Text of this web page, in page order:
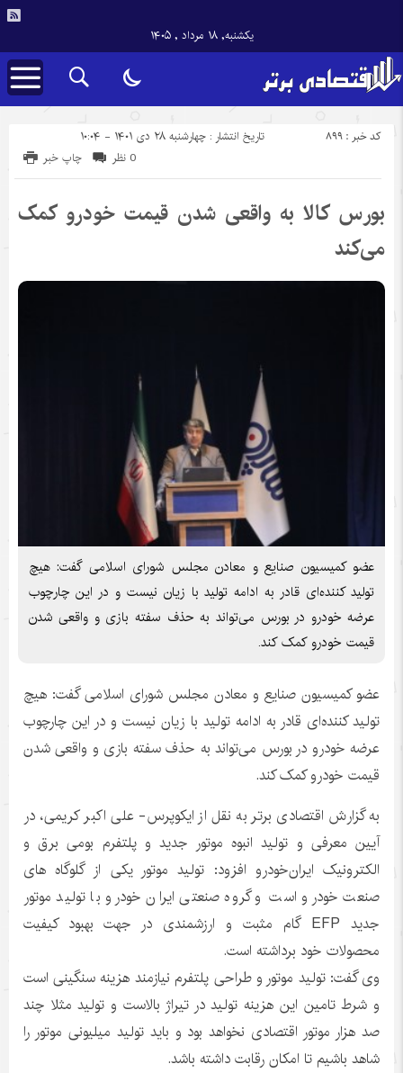
یکشنبه, ۱۸ مرداد , ۱۴۰۵
تاریخ انتشار : چهارشنبه ۲۸ دی ۱۴۰۱ - ۱۰:۰۴ کد خبر : 899
چاپ خبر 0 نظر
بورس کالا به واقعی شدن قیمت خودرو کمک
می‌کند
عضو کمیسیون صنایع و معادن مجلس شورای اسلامی گفت: هیچ
تولید کننده‌ای قادر به ادامه تولید با زیان نیست و در این چارچوب
عرضه خودرو در بورس می‌تواند به حذف سفته بازی و واقعی شدن
قیمت خودرو کمک کند.
عضو کمیسیون صنایع و معادن مجلس شورای اسلامی گفت: هیچ
تولید کننده‌ای قادر به ادامه تولید با زیان نیست و در این چارچوب
عرضه خودرو در بورس می‌تواند به حذف سفته بازی و واقعی شدن
قیمت خودرو کمک کند.
به گزارش اقتصادی برتر به نقل از ایکوپرس- علی اکبر کریمی، در
آیین معرفی و تولید انبوه موتور جدید و پلتفرم بومی برق و
الکترونیک ایران‌خودرو افزود: تولید موتور یکی از گلوگاه های
صنعت خودرو است و گروه صنعتی ایران خودرو با تولید موتور
جدید EFP گام مثبت و ارزشمندی در جهت بهبود کیفیت
محصولات خود برداشته است.
وی گفت: تولید موتور و طراحی پلتفرم نیازمند هزینه سنگینی است
و شرط تامین این هزینه تولید در تیراژ بالاست و تولید مثلا چند
صد هزار موتور اقتصادی نخواهد بود و باید تولید میلیونی موتور را
شاهد باشیم تا امکان رقابت داشته باشد.